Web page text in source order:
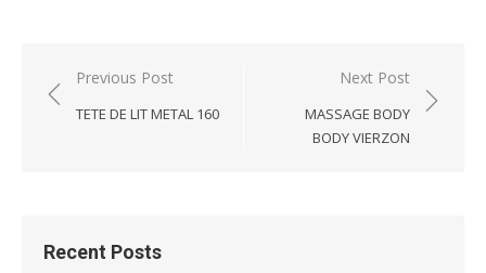
Post
navigation
Previous Post
TETE DE LIT METAL 160
Next Post
MASSAGE BODY
BODY VIERZON
Recent Posts